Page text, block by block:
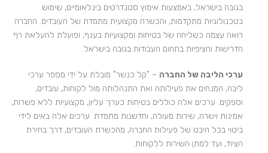
בגובה בישראל, באמצעות אימוץ סטנדרטים בינלאומיים, שימוש
בטכנולוגיות מתקדמות, והכשרה מקצועית מתמדת של העובדים. החברה
רואה עצמה כשליחה של בטיחות ומקצועיות בענף, ופועלת להעלאת רף
הדרישות והציפיות בתחום העבודות בגובה בישראל.
ערכי הליבה של החברה – "קל כנשר" מובלת על ידי מספר ערכי
ליבה, המנחים את פעילותה ואת התנהלותה מול לקוחות, עובדים,
וספקים. ערכים אלה כוללים בטיחות כערך עליון, מקצועיות ללא פשרות,
אמינות וישרה, שירות מעולה, וחדשנות מתמדת. ערכים אלה באים לידי
ביטוי בכל היבט של פעילות החברה, מהכשרת העובדים, דרך בחירת
הציוד, ועד למתן השירות ללקוחות.